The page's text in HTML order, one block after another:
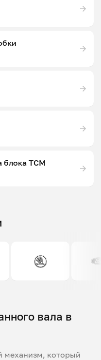
блока ТСМ
вала в
механизм, который